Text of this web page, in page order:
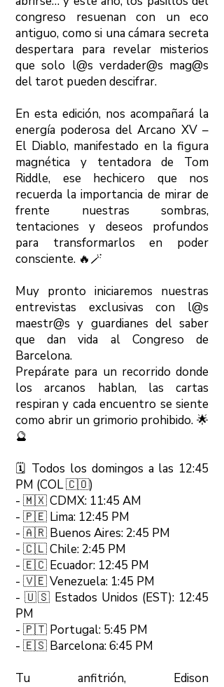
congreso resuenan con un eco
antiguo, como si una cámara secreta
despertara para revelar misterios
que solo l@s verdader@s mag@s
del tarot pueden descifrar.
En esta edición, nos acompañará la
energía poderosa del Arcano XV –
El Diablo, manifestado en la figura
magnética y tentadora de Tom
Riddle, ese hechicero que nos
recuerda la importancia de mirar de
frente nuestras sombras,
tentaciones y deseos profundos
para transformarlos en poder
consciente. 🔥🪄
Muy pronto iniciaremos nuestras
entrevistas exclusivas con l@s
maestr@s y guardianes del saber
que dan vida al Congreso de
Barcelona.
Prepárate para un recorrido donde
los arcanos hablan, las cartas
respiran y cada encuentro se siente
como abrir un grimorio prohibido. 🌟
🔮
🗓 Todos los domingos a las 12:45
PM (COL 🇨🇴)
- 🇲🇽 CDMX: 11:45 AM
- 🇵🇪 Lima: 12:45 PM
- 🇦🇷 Buenos Aires: 2:45 PM
- 🇨🇱 Chile: 2:45 PM
- 🇪🇨 Ecuador: 12:45 PM
- 🇻🇪 Venezuela: 1:45 PM
- 🇺🇸 Estados Unidos (EST): 12:45
PM
- 🇵🇹 Portugal: 5:45 PM
- 🇪🇸 Barcelona: 6:45 PM
Tu anfitrión, Edison